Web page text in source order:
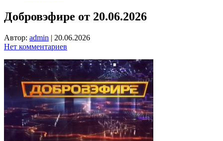
Добровэфире от 20.06.2026
Автор: admin | 20.06.2026
Нет комментариев